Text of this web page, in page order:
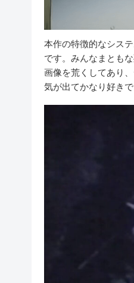
本作の特徴的なシス
です。みんなまとも
画像を荒くしてあり
気が出てかなり好きで